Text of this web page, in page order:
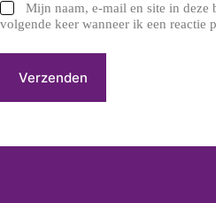
Mijn naam, e-mail en site in deze
volgende keer wanneer ik een reactie
Verzenden